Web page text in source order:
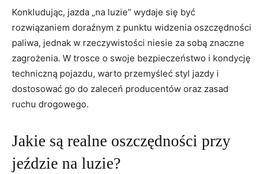
Konkludując, jazda „na luzie” wydaje się być
rozwiązaniem doraźnym z punktu widzenia oszczędności
paliwa, jednak w rzeczywistości niesie za sobą znaczne
zagrożenia. W trosce o swoje bezpieczeństwo i kondycję
techniczną pojazdu, warto przemyśleć styl jazdy i
dostosować go do zaleceń producentów oraz zasad
ruchu drogowego.
Jakie są realne oszczędności przy
jeździe na luzie?